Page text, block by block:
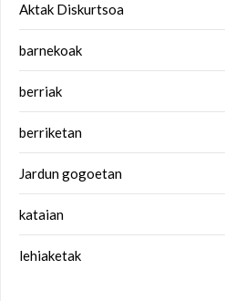
Aktak Diskurtsoa
barnekoak
berriak
berriketan
Jardun gogoetan
kataian
lehiaketak